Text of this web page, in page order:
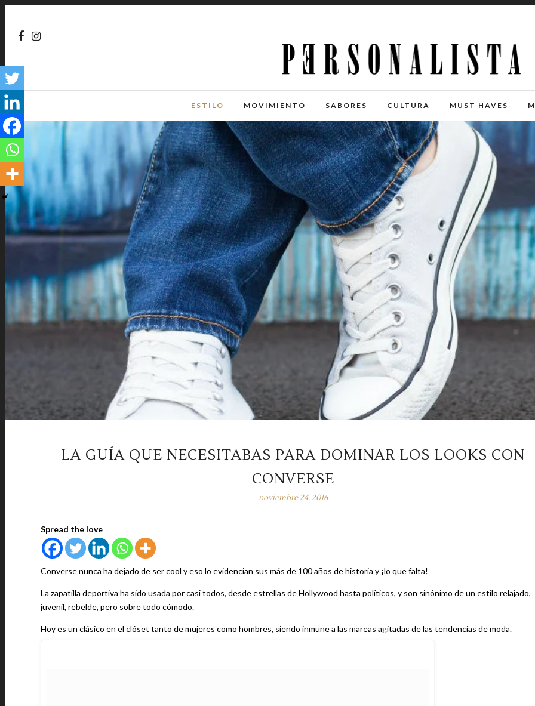
ESTILO MOVIMIENTO SABORES CULTURA MUST HAVES
LA GUÍA QUE NECESITABAS PARA DOMINAR LOS LOOKS CON
CONVERSE
noviembre 24, 2016
Spread the love
Converse nunca ha dejado de ser cool y eso lo evidencian sus más de 100 años de historia y ¡lo que falta!
La zapatilla deportiva ha sido usada por casi todos, desde estrellas de Hollywood hasta políticos, y son sinónimo de un estilo relajado,
juvenil, rebelde, pero sobre todo cómodo.
Hoy es un clásico en el clóset tanto de mujeres como hombres, siendo inmune a las mareas agitadas de las tendencias de moda.